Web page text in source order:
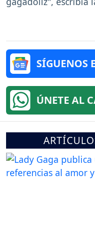
SÍGUENOS
ÚNETE AL